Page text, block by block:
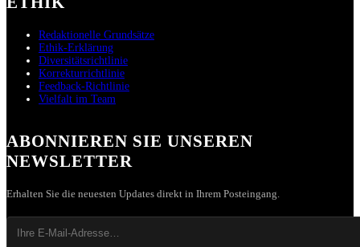
Redaktionelle Grundsätze
Ethik-Erklärung
Diversitätsrichtlinie
Korrekturrichtlinie
Feedback-Richtlinie
Vielfalt im Team
ABONNIEREN SIE UNSEREN
NEWSLETTER
Erhalten Sie die neuesten Updates direkt in Ihrem Posteingang.